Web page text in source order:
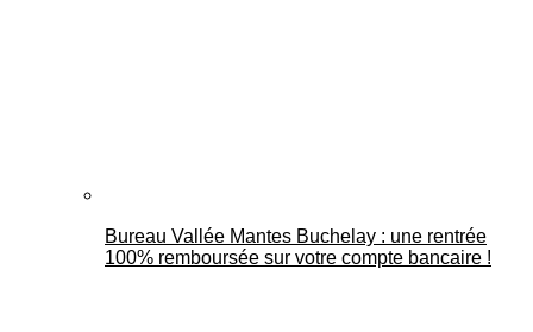
Bureau Vallée Mantes Buchelay : une rentrée
100% remboursée sur votre compte bancaire !